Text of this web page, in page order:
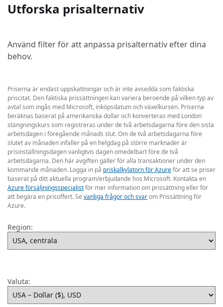
Utforska prisalternativ
Använd filter för att anpassa prisalternativ efter dina
behov.
Priserna är endast uppskattningar och är inte avsedda som faktiska
priscitat. Den faktiska prissättningen kan variera beroende på vilken typ av
avtal som ingås med Microsoft, inköpsdatum och växelkursen. Priserna
beräknas baserat på amerikanska dollar och konverteras med London
stängningskurs som registreras under de två arbetsdagarna före den sista
arbetsdagen i föregående månads slut. Om de två arbetsdagarna före
slutet av månaden infaller på en helgdag på större marknader är
prisinställningsdagen vanligtvis dagen omedelbart före de två
arbetsdagarna. Den här avgiften gäller för alla transaktioner under den
kommande månaden. Logga in på priskalkylatorn för Azureför att se priser
baserat på ditt aktuella program/erbjudande hos Microsoft. Kontakta en
Azure försäljningsspecialistför mer information om prissättning eller för
att begära en prisoffert. Se vanliga frågor och svarom Prissättning för
Azure.
Region:
Valuta: